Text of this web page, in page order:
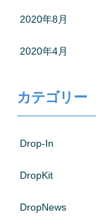
2020年8月
2020年4月
カテゴリー
Drop-In
DropKit
DropNews